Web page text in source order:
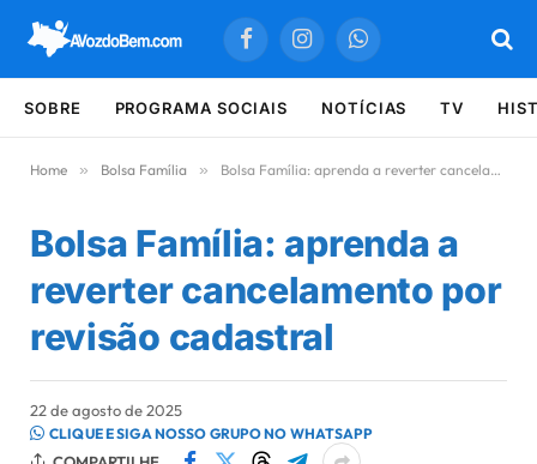
FacebookInstagramWhatsApp
SOBRE PROGRAMA SOCIAIS NOTÍCIAS TV
Home » Bolsa Família » Bolsa Família: aprenda a reverter cancelamento por revisão cadastral
Bolsa Família: aprenda a
reverter cancelamento por
revisão cadastral
22 de agosto de 2025
CLIQUE E SIGA NOSSO GRUPO NO WHATSAPP